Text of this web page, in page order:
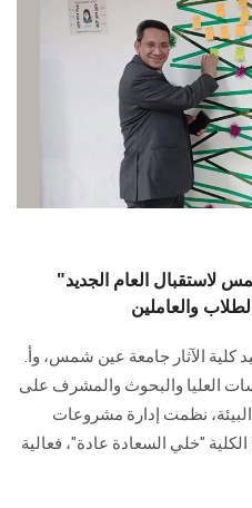
"علق أمنيتك" فاعلية بآثار عين شمس لاستقبال العام الجديد
والعاملين
الآثار جامعة عين شمس، وأ.
العليا والبحوث والمشرف على
نظمت إدارة مشروعات
"خلي السعادة عادة"، فعالية